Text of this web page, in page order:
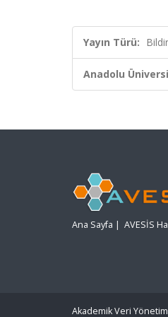
Yayın Türü:
Anadolu
Ana Sayfa | AVESİS
Akademik Veri